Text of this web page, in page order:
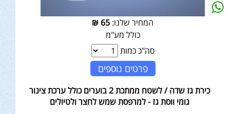
המחיר שלנו: 65
₪
כולל מע"מ
סה"כ כמות
פרטים נוספים
כירת גז שדה / לשטח ממתכת 2 בוערים כולל ערכת צינור
גומי ווסת גז - למרפסת שמש לחצר ולטיולים